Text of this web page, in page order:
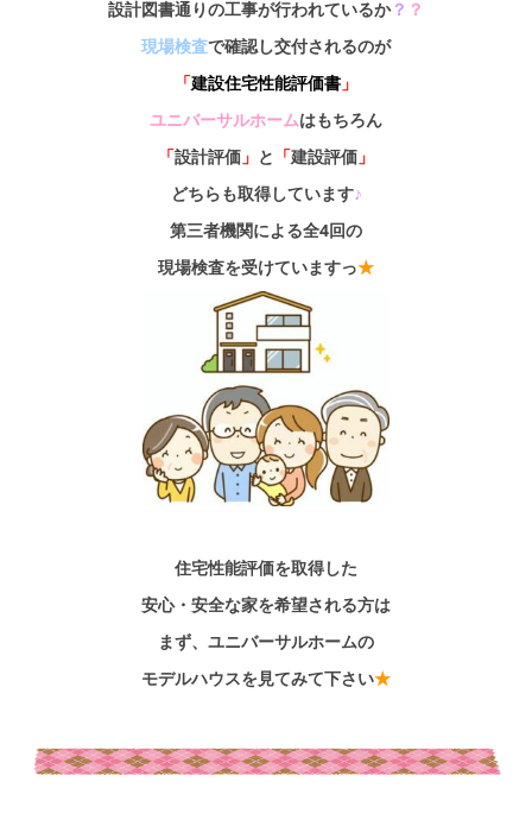
設計図書通りの工事が行われているか？ ？
現場検査で確認し交付されるのが
「建設住宅性能評価書 」
ユニバーサルホームはもちろん
「設計評価 」 と 「建設評価 」
どちらも取得しています♪
第三者機関による全4回の
現場検査を受けていますっ★
住宅性能評価を取得した
安心・安全な家を希望される方は
まず、ユニバーサルホームの
モデルハウスを見てみて下さい★